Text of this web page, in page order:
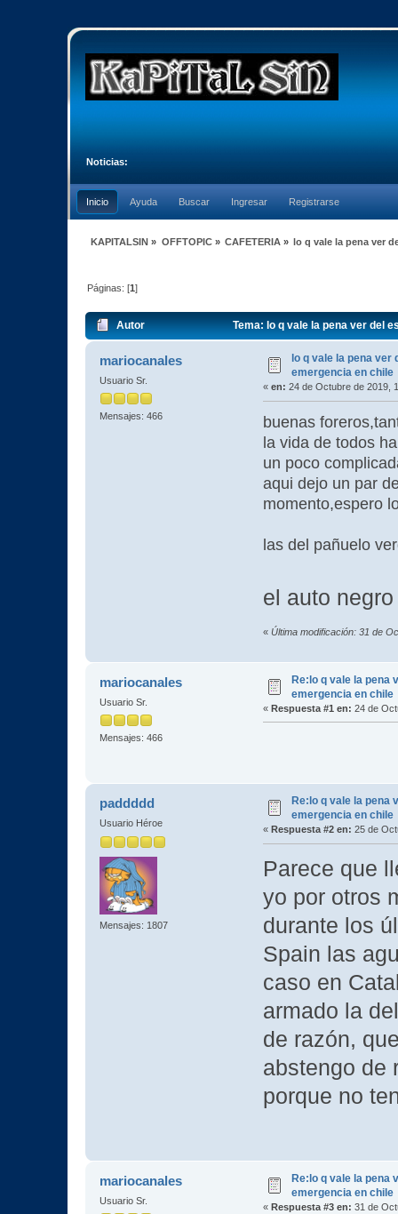
Noticias:
Inicio Ayuda Buscar Ingresar Registrarse
KAPITALSIN » OFFTOPIC» CAFETERIA» lo q vale la pena ver
Páginas: [1]
Autor Tema: lo q vale la pena ver del
mariocanales
Usuario Sr.
Mensajes: 466
lo q vale la pena ver
emergencia en chile
« en: 24 de Octubre de 2019,
buenas
la vida de todos
un poco
aqui dejo un par
momento,espero
las del pañuelo
el auto
« Última modificación: 31 de
mariocanales
Usuario Sr.
Mensajes: 466
Re:lo q vale la pena
emergencia en chile
« Respuesta #1 en: 24 de
paddddd
Usuario Héroe
Mensajes: 1807
Re:lo q vale la pena
emergencia en chile
« Respuesta #2 en: 25 de
Parece que
yo por otros
durante los
Spain las
caso en
armado la
de razón,
abstengo de
porque no
mariocanales
Usuario Sr.
Re:lo q vale la pena
emergencia en chile
« Respuesta #3 en: 31 de